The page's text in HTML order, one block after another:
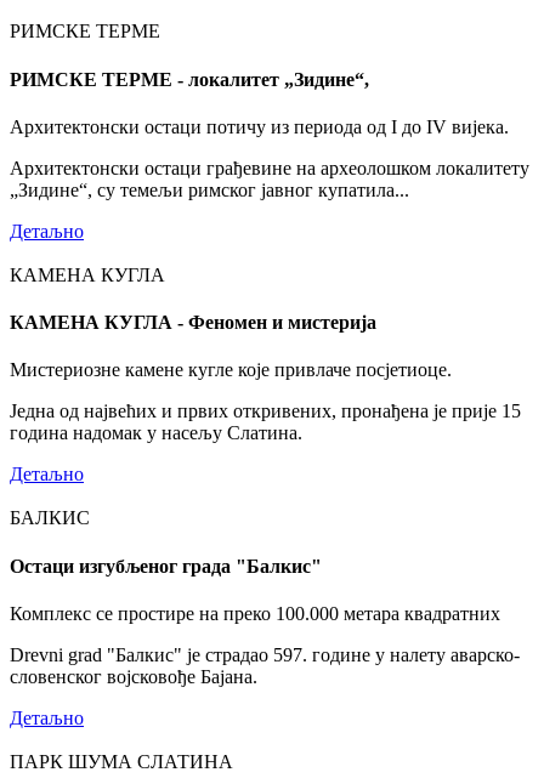
РИМСКЕ ТЕРМЕ
РИМСКЕ ТЕРМЕ - локалитет „Зидине“,
Архитектонски остаци потичу из периода од I до IV вијека.
Архитектонски остаци грађевине на археолошком локалитету
„Зидине“, су темељи римског јавног купатила...
Детаљно
КАМЕНА КУГЛА
КАМЕНА КУГЛА - Феномен и мистерија
Мистериозне камене кугле које привлаче посјетиоце.
Једна од највећих и првих откривених, пронађена је прије 15
година надомак у насељу Слатина.
Детаљно
БАЛКИС
Остаци изгубљеног града "Балкис"
Комплекс се простире на преко 100.000 метара квадратних
Drevni grad "Балкис" је страдао 597. године у налету аварско-
словенског војсковође Бајана.
Детаљно
ПАРК ШУМА СЛАТИНА